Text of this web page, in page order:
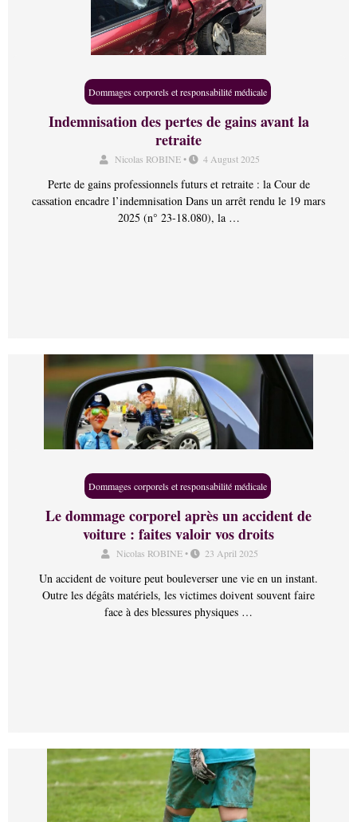
Dommages corporels et responsabilité médicale
Indemnisation des pertes de gains avant la
retraite
Nicolas ROBINE • 4 August 2025
Perte de gains professionnels futurs et retraite : la Cour de
cassation encadre l’indemnisation Dans un arrêt rendu le 19 mars
2025 (n° 23-18.080), la …
Dommages corporels et responsabilité médicale
Le dommage corporel après un accident de
voiture : faites valoir vos droits
Nicolas ROBINE • 23 April 2025
Un accident de voiture peut bouleverser une vie en un instant.
Outre les dégâts matériels, les victimes doivent souvent faire
face à des blessures physiques …